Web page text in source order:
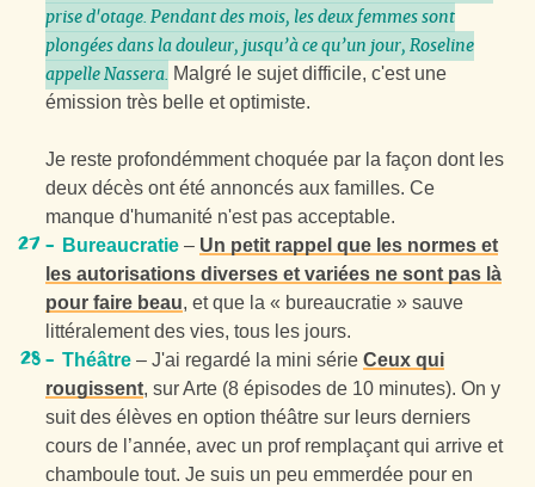
prise d'otage. Pendant des mois, les deux femmes sont
plongées dans la douleur, jusqu’à ce qu’un jour, Roseline
appelle Nassera. Malgré le sujet difficile, c'est une
émission très belle et optimiste.
Je reste profondémment choquée par la façon dont les
deux décès ont été annoncés aux familles. Ce
manque d'humanité n'est pas acceptable.
Bureaucratie – Un petit rappel que les normes et
les autorisations diverses et variées ne sont pas là
pour faire beau, et que la « bureaucratie » sauve
littéralement des vies, tous les jours.
Théâtre – J'ai regardé la mini sérieCeux qui
rougissent, sur Arte (8 épisodes de 10 minutes). On y
suit des élèves en option théâtre sur leurs derniers
cours de l’année, avec un prof remplaçant qui arrive et
chamboule tout. Je suis un peu emmerdée pour en